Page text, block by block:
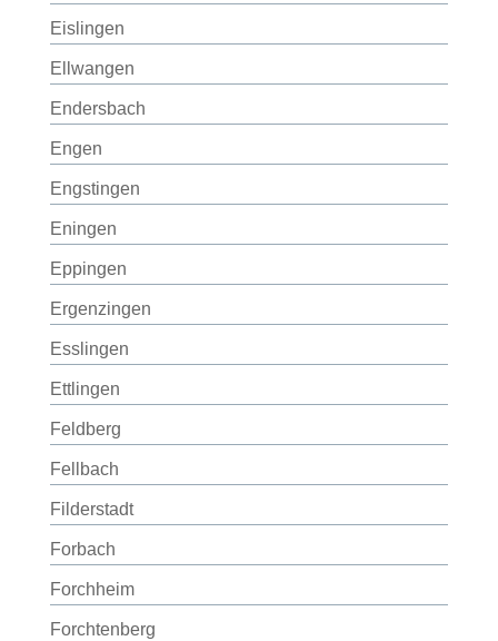
Eislingen
Ellwangen
Endersbach
Engen
Engstingen
Eningen
Eppingen
Ergenzingen
Esslingen
Ettlingen
Feldberg
Fellbach
Filderstadt
Forbach
Forchheim
Forchtenberg